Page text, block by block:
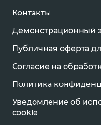
Контакты
Демонстрационный
Публичная оферта
Согласие на
Политика
Уведомление об
cookie